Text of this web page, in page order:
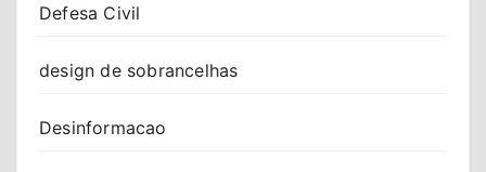
Defesa Civil
design de sobrancelhas
Desinformacao